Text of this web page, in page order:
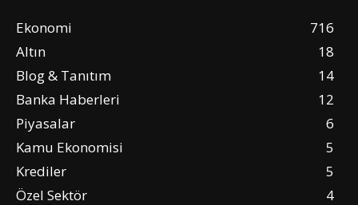
Ekonomi
716
Altın
18
Blog & Tanıtım
14
Banka Haberleri
12
Piyasalar
6
Kamu Ekonomisi
5
Krediler
5
Özel Sektör
4